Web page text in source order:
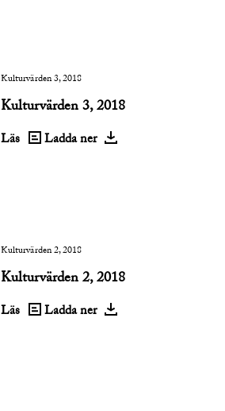
Kulturvärden 3, 2018
Kulturvärden 3, 2018
Läs Ladda ner
Kulturvärden 2, 2018
Kulturvärden 2, 2018
Läs Ladda ner